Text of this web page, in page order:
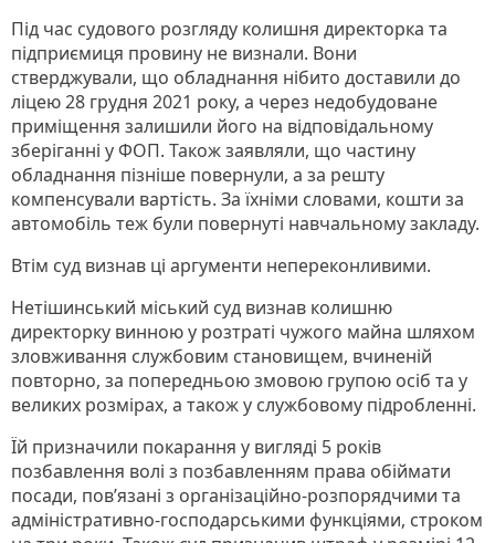
Під час судового розгляду колишня директорка та
підприємиця провину не визнали. Вони
стверджували, що обладнання нібито доставили до
ліцею 28 грудня 2021 року, а через недобудоване
приміщення залишили його на відповідальному
зберіганні у ФОП. Також заявляли, що частину
обладнання пізніше повернули, а за решту
компенсували вартість. За їхніми словами, кошти за
автомобіль теж були повернуті навчальному закладу.
Втім суд визнав ці аргументи непереконливими.
Нетішинський міський суд визнав колишню
директорку винною у розтраті чужого майна шляхом
зловживання службовим становищем, вчиненій
повторно, за попередньою змовою групою осіб та у
великих розмірах, а також у службовому підробленні.
Їй призначили покарання у вигляді 5 років
позбавлення волі з позбавленням права обіймати
посади, пов’язані з організаційно-розпорядчими та
адміністративно-господарськими функціями, строком